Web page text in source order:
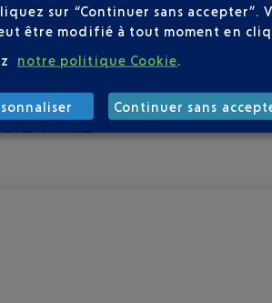
NICE
sur “Continuer sans accepter”.
être modifié à tout moment en
notre politique Cookie.
Continuer sans